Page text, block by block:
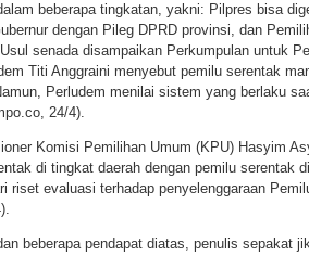
beberapa tingkatan, yakni: Pilpres bisa
dengan Pileg DPRD provinsi, dan
senada disampaikan Perkumpulan untuk
Titi Anggraini menyebut pemilu serentak
Perludem menilai sistem yang berlaku
24/4).
Komisi Pemilihan Umum (KPU) Hasyim
di tingkat daerah dengan pemilu serentak
riset evaluasi terhadap penyelenggaraan
beberapa pendapat diatas, penulis sepakat